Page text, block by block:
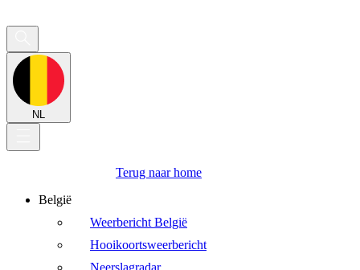
NL
Terug naar home
België
Weerbericht België
Hooikoortsweerbericht
Neerslagradar